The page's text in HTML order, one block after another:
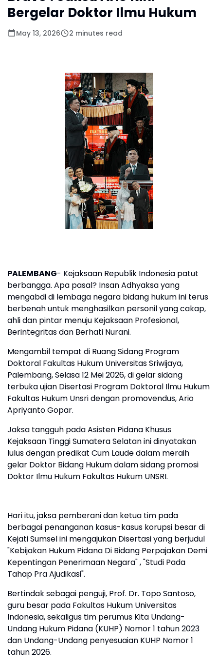
Bergelar Doktor Ilmu Hukum
May 13, 2026 2 minutes read
PALEMBANG- Kejaksaan Republik Indonesia patut
berbangga. Apa pasal? Insan Adhyaksa yang
mengabdi di lembaga negara bidang hukum ini terus
berbenah untuk menghasilkan personil yang cakap,
ahli dan pintar menuju Kejaksaan Profesional,
Berintegritas dan Berhati Nurani.
Mengambil tempat di Ruang Sidang Program
Doktoral Fakultas Hukum Universitas Sriwijaya,
Palembang, Selasa 12 Mei 2026, di gelar sidang
terbuka ujian Disertasi Program Doktoral Ilmu Hukum
Fakultas Hukum Unsri dengan promovendus, Ario
Apriyanto Gopar.
Jaksa tangguh pada Asisten Pidana Khusus
Kejaksaan Tinggi Sumatera Selatan ini dinyatakan
lulus dengan predikat Cum Laude dalam meraih
gelar Doktor Bidang Hukum dalam sidang promosi
Doktor Ilmu Hukum Fakultas Hukum UNSRI.
Hari itu, jaksa pemberani dan ketua tim pada
berbagai penanganan kasus-kasus korupsi besar di
Kejati Sumsel ini mengajukan Disertasi yang berjudul
"Kebijakan Hukum Pidana Di Bidang Perpajakan Demi
Kepentingan Penerimaan Negara" , "Studi Pada
Tahap Pra Ajudikasi".
Bertindak sebagai penguji, Prof. Dr. Topo Santoso,
guru besar pada Fakultas Hukum Universitas
Indonesia, sekaligus tim perumus Kita Undang-
Undang Hukum Pidana (KUHP) Nomor 1 tahun 2023
dan Undang-Undang penyesuaian KUHP Nomor 1
tahun 2026.